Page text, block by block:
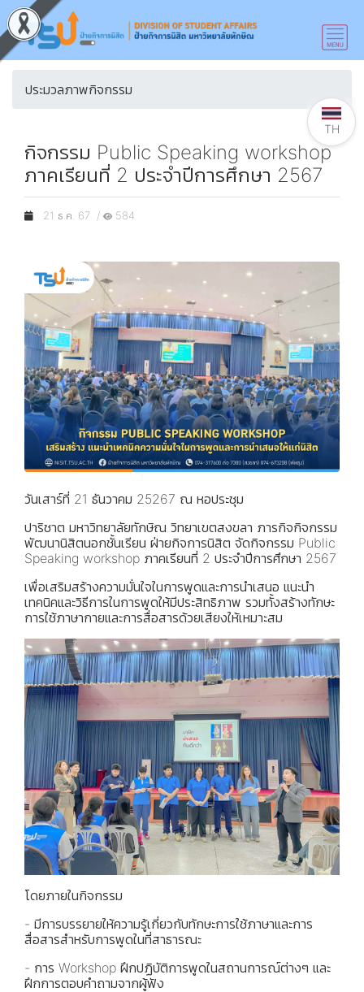
ประมวลภาพกิจกรรม
กิจกรรม Public Speaking workshop
ภาคเรียนที่ 2 ประจำปีการศึกษา 2567
21 ธ.ค. 67 / 584
วันเสาร์ที่ 21 ธันวาคม 25267 ณ หอประชุม
ปาริชาต มหาวิทยาลัยทักษิณ วิทยาเขตสงขลา ภารกิจกิจกรรม
พัฒนานิสิตนอกชั้นเรียน ฝ่ายกิจการนิสิต จัดกิจกรรม Public
Speaking workshop ภาคเรียนที่ 2 ประจำปีการศึกษา 2567
เพื่อเสริมสร้างความมั่นใจในการพูดและการนำเสนอ แนะนำ
เทคนิคและวิธีการในการพูดให้มีประสิทธิภาพ รวมทั้งสร้างทักษะ
การใช้ภาษากายและการสื่อสารด้วยเสียงให้เหมาะสม
โดยภายในกิจกรรม
- มีการบรรยายให้ความรู้เกี่ยวกับทักษะการใช้ภาษาและการ
สื่อสารสำหรับการพูดในที่สาธารณะ
- การ Workshop ฝึกปฏิบัติการพูดในสถานการณ์ต่างๆ และ
ฝึกการตอบคำถามจากผู้ฟัง
TH